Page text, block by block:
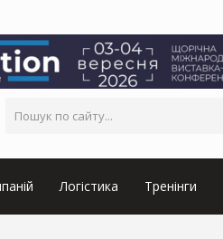
Логістика Тренінги